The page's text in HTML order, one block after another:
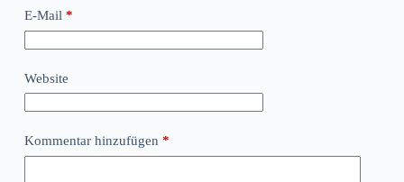
E-Mail *
Website
Kommentar hinzufügen *